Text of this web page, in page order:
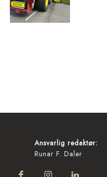
Ansvarlig redaktør:
Runar F. Daler